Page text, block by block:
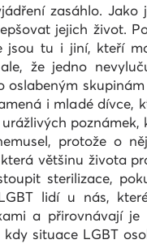
zasáhlo.
jejich život.
jsou tu i jiní, kteří
že jedno
oslabeným
i mladé
protože o
většinu života
sterilizace,
lidí u nás,
a přirovnávají
situace LGBT